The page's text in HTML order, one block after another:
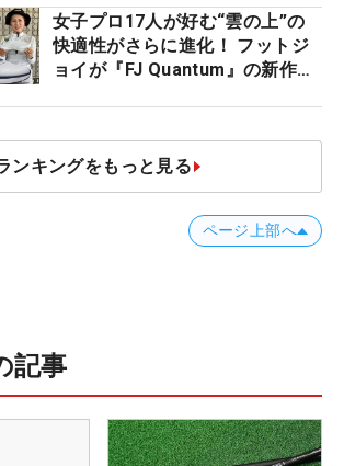
女子プロ17人が好む“雲の上”の
快適性がさらに進化！ フットジ
ョイが『FJ Quantum』の新作を
ンキングをもっと見る
ページ上部へ
記事